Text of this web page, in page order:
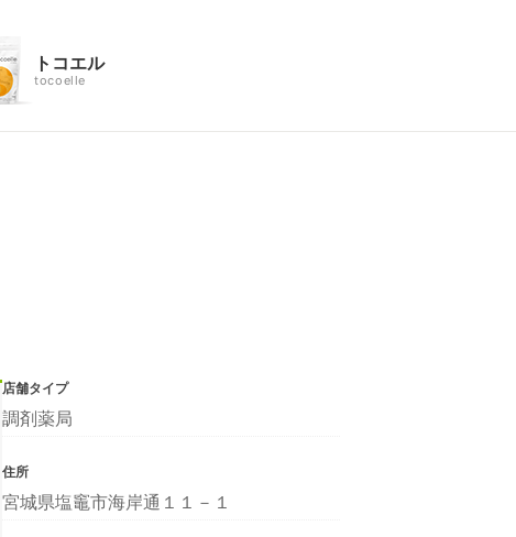
トコエル
tocoelle
店舗タイプ
調剤薬局
住所
宮城県塩竈市海岸通１１－１